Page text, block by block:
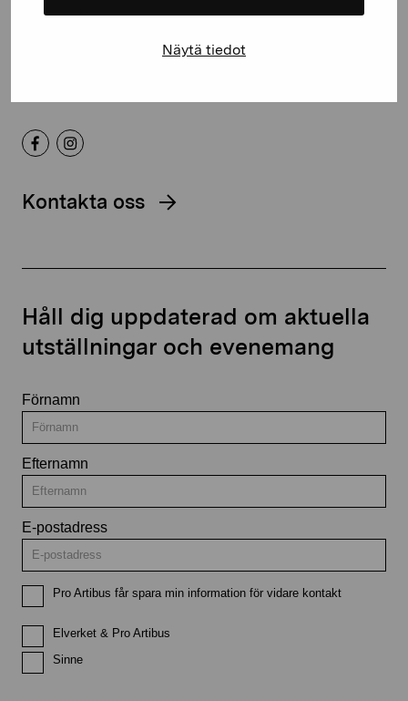
Näytä tiedot
Gustav Wasas gata 11
Kontakta oss
Håll dig uppdaterad om aktuella
utställningar och evenemang
Förnamn
Efternamn
E-postadress
Pro Artibus får spara min information för vidare kontakt
Elverket & Pro Artibus
Sinne